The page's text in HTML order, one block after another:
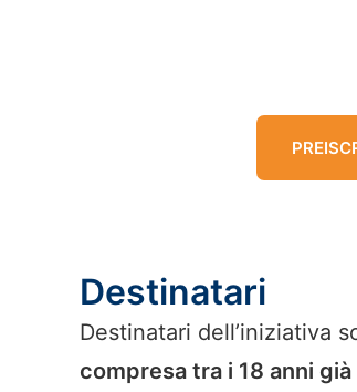
Destinatari
Destinatari dell’iniziativa
compresa tra i 18 anni